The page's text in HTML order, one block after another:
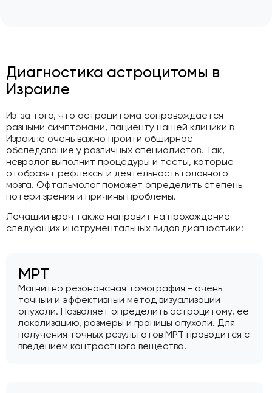
Диагностика астроцитомы в
Израиле
Из-за того, что астроцитома сопровождается
разными симптомами, пациенту нашей клиники в
Израиле очень важно пройти обширное
обследование у различных специалистов. Так,
невролог выполнит процедуры и тесты, которые
отобразят рефлексы и деятельность головного
мозга. Офтальмолог поможет определить степень
потери зрения и причины проблемы.
Лечащий врач также направит на прохождение
следующих инструментальных видов диагностики:
МРТ
Магнитно резонансная томография - очень
точный и эффективный метод визуализации
опухоли. Позволяет определить астроцитому, ее
локализацию, размеры и границы опухоли. Для
получения точных результатов МРТ проводится с
введением контрастного вещества.